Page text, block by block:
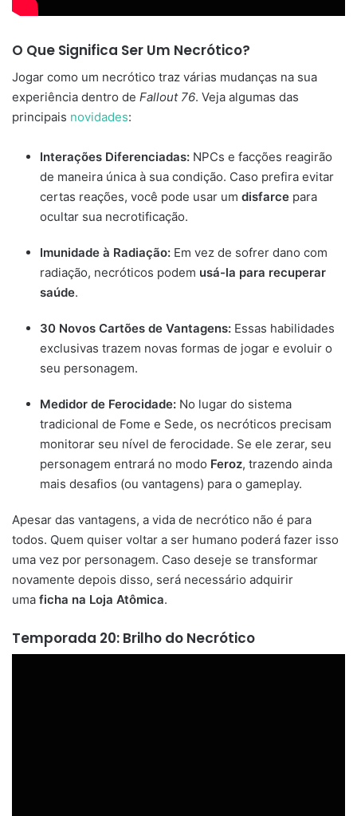
O Que Significa Ser Um Necrótico?
Jogar como um necrótico traz várias mudanças na sua
experiência dentro de Fallout 76. Veja algumas das
principais novidades:
Interações Diferenciadas: NPCs e facções reagirão
de maneira única à sua condição. Caso prefira evitar
certas reações, você pode usar um disfarce para
ocultar sua necrotificação.
Imunidade à Radiação: Em vez de sofrer dano com
radiação, necróticos podem usá-la para recuperar
saúde.
30 Novos Cartões de Vantagens: Essas habilidades
exclusivas trazem novas formas de jogar e evoluir o
seu personagem.
Medidor de Ferocidade: No lugar do sistema
tradicional de Fome e Sede, os necróticos precisam
monitorar seu nível de ferocidade. Se ele zerar, seu
personagem entrará no modo Feroz, trazendo ainda
mais desafios (ou vantagens) para o gameplay.
Apesar das vantagens, a vida de necrótico não é para
todos. Quem quiser voltar a ser humano poderá fazer isso
uma vez por personagem. Caso deseje se transformar
novamente depois disso, será necessário adquirir
uma ficha na Loja Atômica.
Temporada 20: Brilho do Necrótico